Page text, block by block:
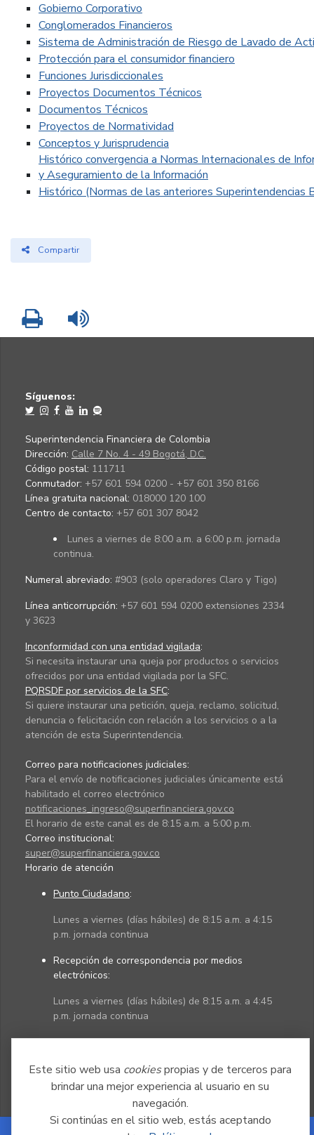
Este sitio web usa cookiespropias y de terceros para
brindar una mejor experiencia al usuario en su
navegación.
Si continúas en el sitio web, estás aceptando
Gobierno Corporativo
Conglomerados Financieros
Sistema de Administración de Riesgo de Lavado de
Protección para el consumidor financiero
Funciones Jurisdiccionales
Proyectos Documentos Técnicos
Documentos Técnicos
Proyectos de Normatividad
Conceptos y Jurisprudencia
Histórico convergencia a Normas Internacionales de
y Aseguramiento de la Información
Histórico (Normas de las anteriores Superintendencias
Compartir
Imprimir
Síguenos:
Superintendencia Financiera de Colombia
Dirección: Calle 7 No. 4 - 49 Bogotá, D.C.
Código postal: 111711
Conmutador: +57 601 594 0200 - +57 601 350 8166
Línea gratuita nacional: 018000 120 100
Centro de contacto: +57 601 307 8042
Lunes a viernes de 8:00 a.m. a 6:00 p.m. jornada
continua.
Numeral abreviado: #903 (solo operadores Claro y Tigo)
Línea anticorrupción: +57 601 594 0200 extensiones 2334
y 3623
Inconformidad con una entidad vigilada:
Si necesita instaurar una queja por productos o servicios
ofrecidos por una entidad vigilada por la SFC.
PQRSDF por servicios de la SFC:
Si quiere instaurar una petición, queja, reclamo, solicitud,
denuncia o felicitación con relación a los servicios o a la
atención de esta Superintendencia.
Correo para notificaciones judiciales:
Para el envío de notificaciones judiciales únicamente está
habilitado el correo electrónico
notificaciones_ingreso@superfinanciera.gov.co
El horario de este canal es de 8:15 a.m. a 5:00 p.m.
Correo institucional:
super@superfinanciera.gov.co
Horario de atención
Punto Ciudadano:
Lunes a viernes (días hábiles) de 8:15 a.m. a 4:15
p.m. jornada continua
Recepción de correspondencia por medios
electrónicos:
Lunes a viernes (días hábiles) de 8:15 a.m. a 4:45
p.m. jornada continua